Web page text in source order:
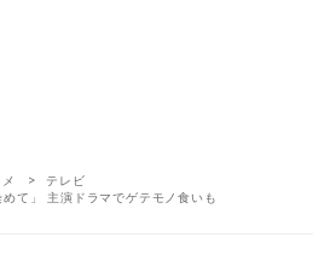
テレビ
て」 主演ドラマでゲテモノ食いも